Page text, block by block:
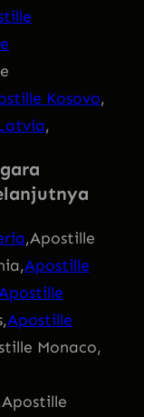
Kosovo,
,
,Apostille
Apostille
Apostille
Monaco,